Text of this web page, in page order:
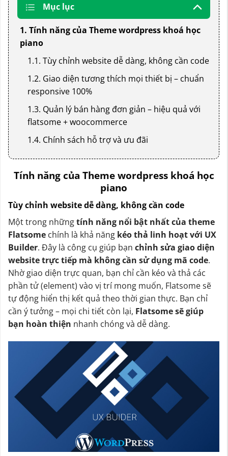
Mục lục
1. Tính năng của Theme wordpress khoá học
piano
1.1. Tùy chỉnh website dễ dàng, không cần code
1.2. Giao diện tương thích mọi thiết bị – chuẩn
responsive 100%
1.3. Quản lý bán hàng đơn giản – hiệu quả với
flatsome + woocommerce
1.4. Chính sách hỗ trợ và ưu đãi
Tính năng của Theme wordpress khoá học
piano
Tùy chỉnh website dễ dàng, không cần code
Một trong nhữngtính năng nổi bật nhất của theme
Flatsome chính là khả năng kéo thả linh hoạt với UX
Builder. Đây là công cụ giúp bạn chỉnh sửa giao diện
website trực tiếp mà không cần sử dụng mã code.
Nhờ giao diện trực quan, bạn chỉ cần kéo và thả các
phần tử (element) vào vị trí mong muốn, Flatsome sẽ
tự động hiển thị kết quả theo thời gian thực. Bạn chỉ
cần ý tưởng – mọi chi tiết còn lại, Flatsome sẽ giúp
bạn hoàn thiện nhanh chóng và dễ dàng.